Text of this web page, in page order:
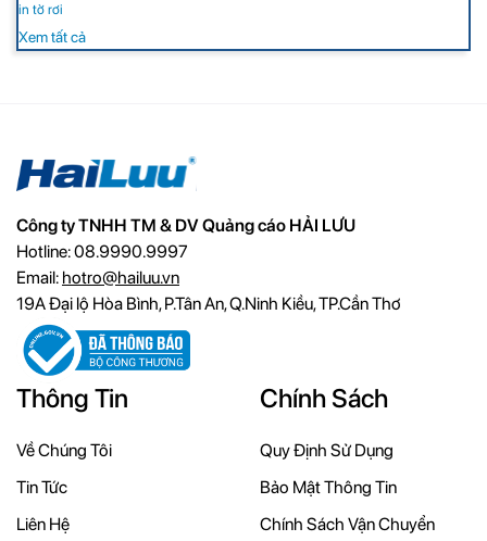
in tờ rơi
Xem tất cả
Công ty TNHH TM & DV Quảng cáo HẢI LƯU
Hotline: 08.9990.9997
Email: hotro@hailuu.vn
19A Đại lộ Hòa Bình, P.Tân An, Q.Ninh Kiều, TP.Cần Thơ
Thông Tin
Về Chúng Tôi
Tin Tức
Liên Hệ
Chính Sách
Quy Định Sử Dụng
Bảo Mật Thông Tin
Chính Sách Vận Chuyển